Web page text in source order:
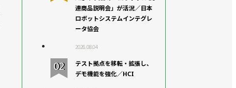
連商品説明会」が活況／日本
ロボットシステムインテグレ
ータ協会
2026.08.04
テスト拠点を移転・拡張し、
デモ機能を強化／HCI